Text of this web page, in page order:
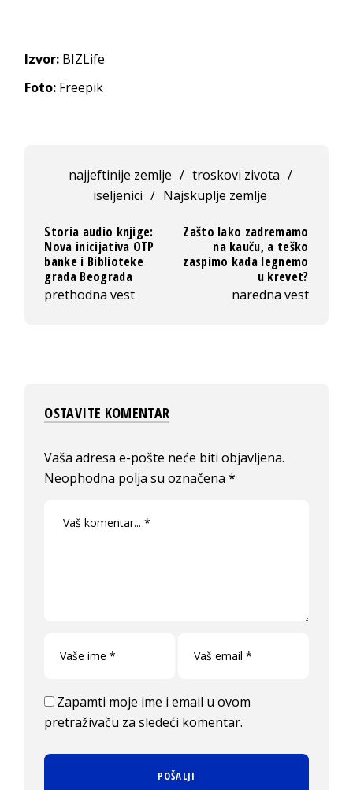
Izvor: BIZLife
Foto: Freepik
najjeftinije zemlje / troskovi zivota /
iseljenici / Najskuplje zemlje
Storia audio knjige:
Nova inicijativa OTP
banke i Biblioteke
grada Beograda
prethodna vest
Zašto lako zadremamo
na kauču, a teško
zaspimo kada legnemo
u krevet?
naredna vest
OSTAVITE KOMENTAR
Vaša adresa e-pošte neće biti objavljena.
Neophodna polja su označena*
Zapamti moje ime i email u ovom
pretraživaču za sledeći komentar.